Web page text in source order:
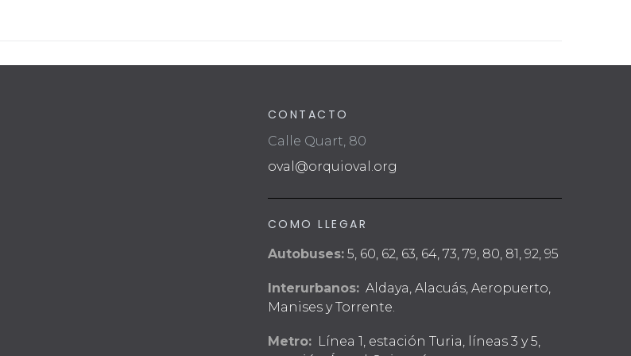
CONTACTO
Calle Quart, 80
oval@orquioval.org
COMO LLEGAR
Autobuses: 5, 60, 62, 63, 64, 73, 79, 80, 81, 92, 95
Interurbanos: Aldaya, Alacuás, Aeropuerto,
Manises y Torrente.
Metro: Línea 1, estación Turia, líneas 3 y 5,